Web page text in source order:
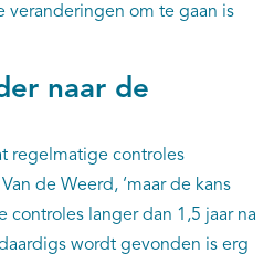
veranderingen om te gaan is
naar de
regelmatige controles
de Weerd, ‘maar de kans
controles langer dan 1,5 jaar na
wordt gevonden is erg